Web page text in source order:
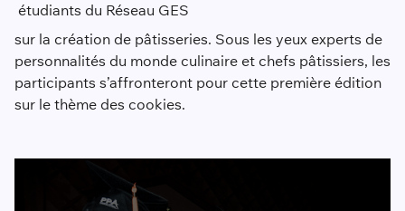
étudiants du Réseau GES
sur la création de pâtisseries. Sous les yeux experts de
personnalités du monde culinaire et chefs pâtissiers, les
participants s’affronteront pour cette première édition
sur le thème des cookies.